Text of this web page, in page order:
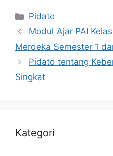
Kategori
Pidato
Modul Ajar PAI
Merdeka Semester 1
Pidato tentang
Singkat
Kategori